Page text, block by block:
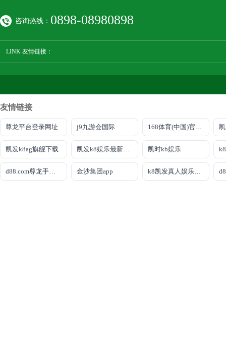
咨询热线： 0898-08980898
LINK 友情链接：
友情链接
尊龙平台登录网址 j9九游会国际 168体育(中国)官方网站
凯发k8ag旗舰下载 凯发k8娱乐最新登录地址 凯时kb娱乐
d88.com尊龙手机版 金沙集团app k8凯发真人娱乐手机备用网址